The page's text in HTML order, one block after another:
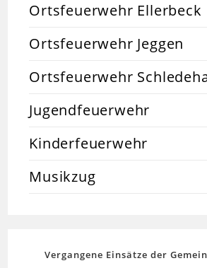
Ortsfeuerwehr Ellerbeck
Ortsfeuerwehr Jeggen
Ortsfeuerwehr
Jugendfeuerwehr
Kinderfeuerwehr
Musikzug
Vergangene Einsätze der